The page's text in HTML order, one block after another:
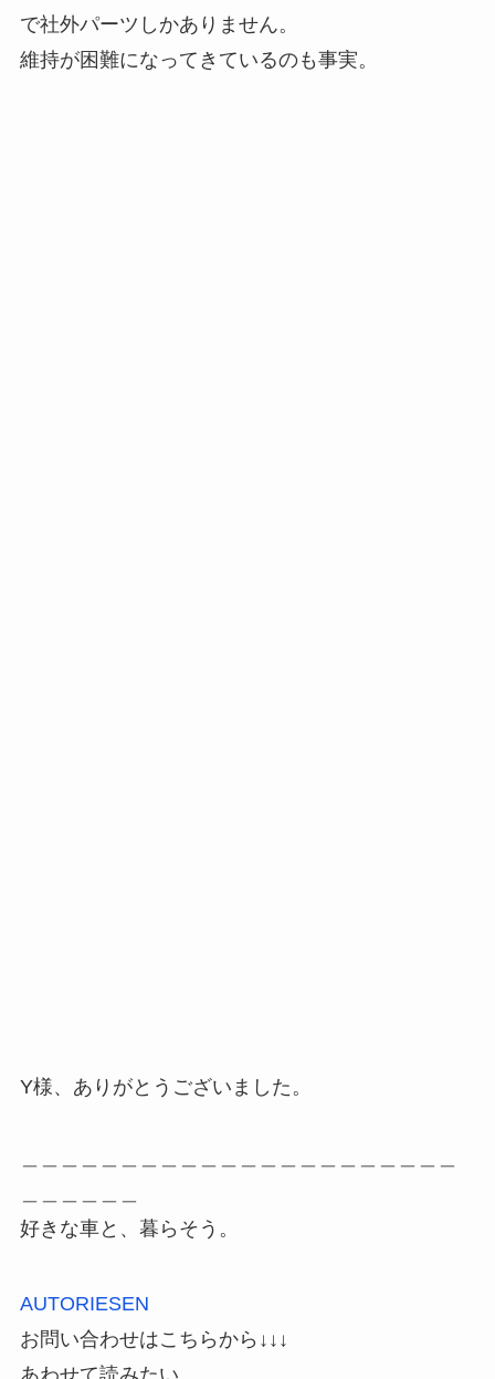
で社外パーツしかありません。
維持が困難になってきているのも事実。
Y様、ありがとうございました。
好きな車と、暮らそう。
AUTORIESEN
お問い合わせはこちらから↓↓↓
あわせて読みたい